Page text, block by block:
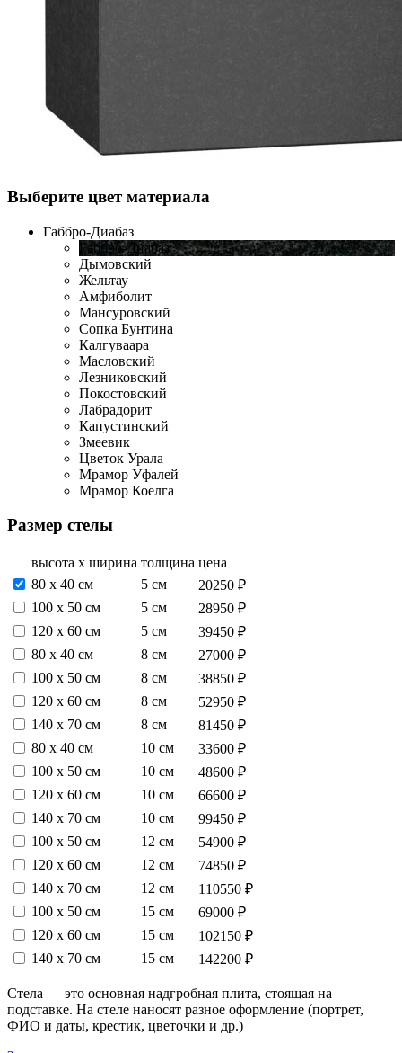
Выберите цвет материала
Габбро-Диабаз
Габбро-Диабаз
Дымовский
Жельтау
Амфиболит
Мансуровский
Сопка Бунтина
Калгуваара
Масловский
Лезниковский
Покостовский
Лабрадорит
Капустинский
Змеевик
Цветок Урала
Мрамор Уфалей
Мрамор Коелга
Размер стелы
высота х ширина толщина цена
80 х 40 см
5 см
20250 ₽
100 х 50 см
5 см
28950 ₽
120 х 60 см
5 см
39450 ₽
80 х 40 см
8 см
27000 ₽
100 х 50 см
8 см
38850 ₽
120 х 60 см
8 см
52950 ₽
140 х 70 см
8 см
81450 ₽
80 х 40 см
10 см
33600 ₽
100 х 50 см
10 см
48600 ₽
120 х 60 см
10 см
66600 ₽
140 х 70 см
10 см
99450 ₽
100 х 50 см
12 см
54900 ₽
120 х 60 см
12 см
74850 ₽
140 х 70 см
12 см
110550 ₽
100 х 50 см
15 см
69000 ₽
120 х 60 см
15 см
102150 ₽
140 х 70 см
15 см 142200 ₽
Стела — это основная надгробная плита, стоящая на
подставке. На стеле наносят разное оформление (портрет,
ФИО и даты, крестик, цветочки и др.)